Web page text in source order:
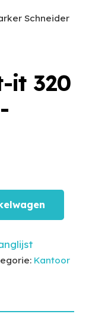
Schneider
it 320
Kantoor